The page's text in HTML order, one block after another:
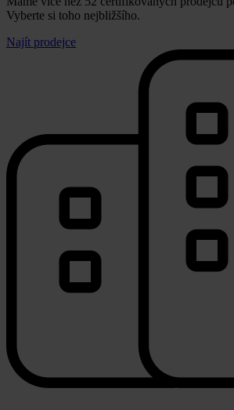
Vyberte si toho nejbližšího.
Najít prodejce